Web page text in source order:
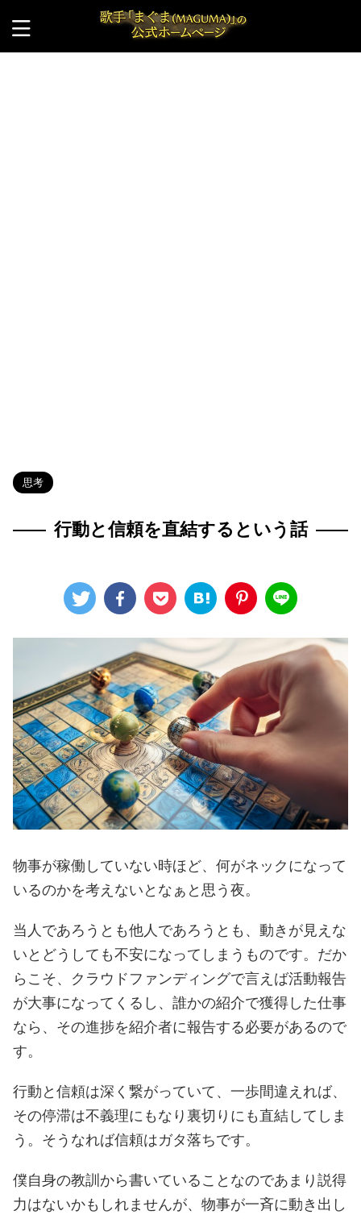
思考
行動と信頼を直結するという話
物事が稼働していない時ほど、何がネックになって
いるのかを考えないとなぁと思う夜。
当人であろうとも他人であろうとも、動きが見えな
いとどうしても不安になってしまうものです。だか
らこそ、クラウドファンディングで言えば活動報告
が大事になってくるし、誰かの紹介で獲得した仕事
なら、その進捗を紹介者に報告する必要があるので
す。
行動と信頼は深く繋がっていて、一歩間違えれば、
その停滞は不義理にもなり裏切りにも直結してしま
う。そうなれば信頼はガタ落ちです。
僕自身の教訓から書いていることなのであまり説得
力はないかもしれませんが、物事が一斉に動き出し